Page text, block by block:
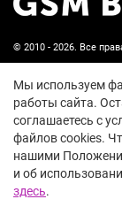
© 2010 - 2026. Все
18+
Мы используем
работы сайта.
соглашаетесь с
файлов cookies.
нашими
и об
здесь.